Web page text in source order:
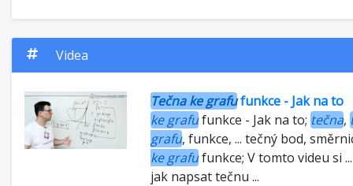
funkce -
funkce
Derivace
složených
Derivace -
Definiční
inverzní
Inverzní
na obor
definiční
Videa
Tečna ke grafufunkce - Jak na to
ke grafufunkce - Jak na to; tečna,
grafu, funkce, ... tečný bod,
ke grafufunkce; V tomto videu si
jak napsat tečnu ...